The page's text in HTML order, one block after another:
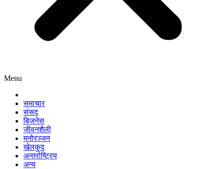
Menu
समाचार
संसद
बिजनेस
जीवनशैली
मनोरञ्जन
खेलकुद
अन्तर्राष्ट्रिय
अन्य